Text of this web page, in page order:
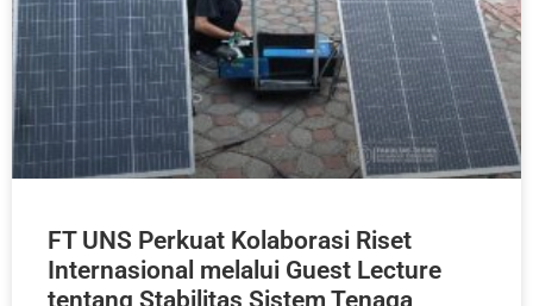
FT UNS Perkuat Kolaborasi Riset
Internasional melalui Guest Lecture
tentang Stabilitas Sistem Tenaga